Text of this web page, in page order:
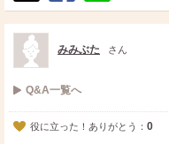
ポ
ス
ト
シ
ェ
送
る
みみぶた さん
Q&A一覧へ
役に立った！ありがとう： 0